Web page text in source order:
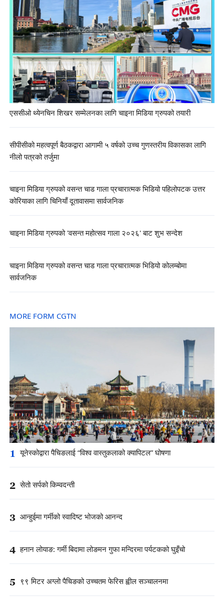
एससीओ थ्येनचिन शिखर सम्मेलनका लागि चाइना मिडिया ग्रुपको तयारी
सीपीसीको महत्वपूर्ण बैठकद्वारा आगामी ५ वर्षको उच्च गुणस्तरीय विकासका लागि
नीलो पत्रको तर्जुमा
चाइना मिडिया ग्रुपको वसन्त चाड गाला प्रचारात्मक भिडियो पहिलोपटक उत्तर
कोरियाका लागि चिनियाँ दूतावासमा सार्वजनिक
चाइना मिडिया ग्रुपको 'वसन्त महोत्सव गाला २०२६' बाट शुभ सन्देश
चाइना मिडिया ग्रुपको वसन्त चाड गाला प्रचारात्मक भिडियो कोलम्बोमा
सार्वजनिक
MORE FORM CGTN
1 यूनेस्कोद्वारा पैचिङलाई “विश्व वास्तुकलाको क्यापिटल” घोषणा
2 सेतो सर्पको किम्वदन्ती
3 आन्हुईमा गर्मीको स्वादिष्ट भोजको आनन्द
4 हनान लोयाङ: गर्मी बिदामा लोङमन गुफा मन्दिरमा पर्यटकको घुइँचो
5 ९९ मिटर अग्लो पैचिङको उच्चतम फेरिस ह्वील सञ्चालनमा